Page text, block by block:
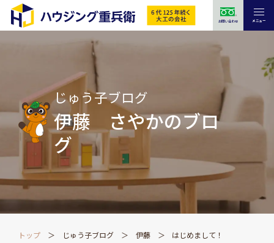
お問い合わせ メニュー
じゅう子ブログ
伊藤 さやかのブロ
グ
トップ じゅう子ブログ 伊藤 はじめまして！